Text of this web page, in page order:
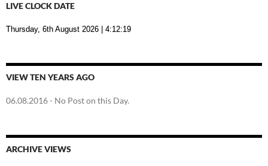
LIVE CLOCK DATE
Thursday, 6th August 2026 | 4:12:20
VIEW TEN YEARS AGO
06.08.2016- No Post on this Day.
ARCHIVE VIEWS